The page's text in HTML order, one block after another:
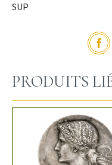
SUP
PRODUITS